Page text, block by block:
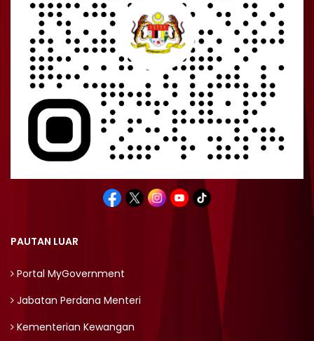
PAUTAN LUAR
Portal MyGovernment
Jabatan Perdana Menteri
Kementerian Kewangan